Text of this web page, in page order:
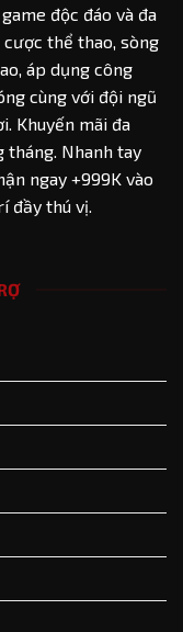
độc đáo và đa
cược thể thao, sòng
áp dụng công
cùng với đội ngũ
Khuyến mãi đa
tháng. Nhanh tay
ngay +999K vào
đầy thú vị.